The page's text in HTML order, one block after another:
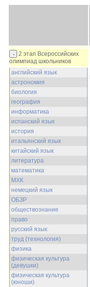
2 этап Всероссийских
олимпиад школьников
английский язык
астрономия
биология
география
информатика
испанский язык
история
итальянский язык
китайский язык
литература
математика
МХК
немецкий язык
ОБЗР
обществознание
право
русский язык
труд (технология)
физика
физическая культура
(девушки)
физическая культура
(юноши)